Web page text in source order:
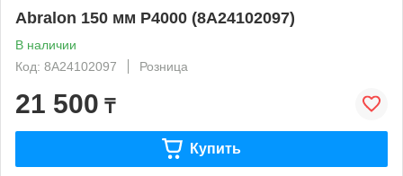
Abralon 150 мм P4000 (8A24102097)
В наличии
Код: 8A24102097
Розница
21 500 ₸
Купить